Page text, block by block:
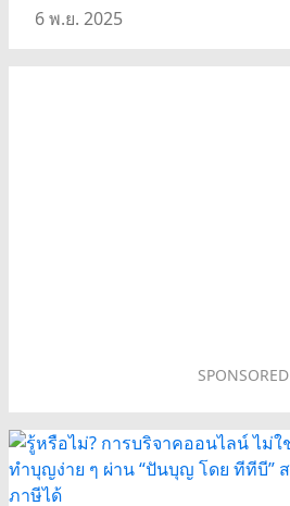
6 พ.ย. 2025
SPONSORED